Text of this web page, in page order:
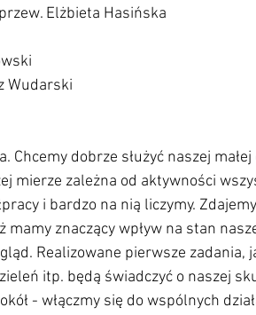
Elżbieta Hasińska
Wudarski
dobrze służyć naszej małej
mierze zależna od aktywności
i bardzo na nią liczymy.
mamy znaczący wpływ na stan
Realizowane pierwsze zadania,
itp. będą świadczyć o naszej
- włączmy się do wspólnych